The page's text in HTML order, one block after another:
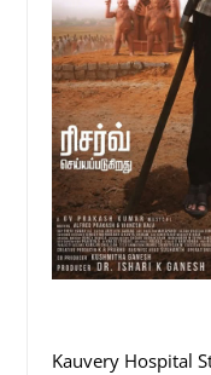
Kauvery Hospital